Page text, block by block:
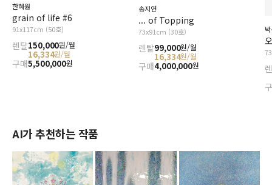
한혜원
grain of life #6
91x117cm (50호)
렌탈150,000원/월
16,334원/월
구매5,500,000원
송지연
... of Topping
73x91cm (30호)
렌탈99,000원/월
16,334원/월
구매4,000,000원
AI가 추천하는 작품